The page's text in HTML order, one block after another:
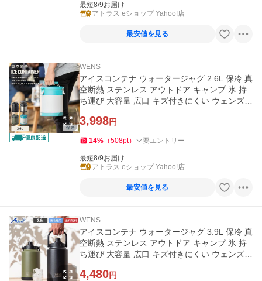
最短8/9お届け
アトラス eショップ Yahoo!店
最安値を見る
WENS
アイスコンテナ ウォータージャグ 2.6L 保冷 真
空断熱 ステンレス アウトドア キャンプ 氷 持
ち運び 大容量 広口 キズ付きにくい ウェンズプ
3,998円
14% （508pt） 要エントリー
最短8/9お届け
アトラス eショップ Yahoo!店
最安値を見る
WENS
アイスコンテナ ウォータージャグ 3.9L 保冷 真
空断熱 ステンレス アウトドア キャンプ 氷 持
ち運び 大容量 広口 キズ付きにくい ウェンズプ
4,480円